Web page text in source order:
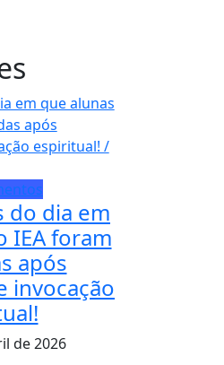
do dia em
IEA foram
após
invocação
de 2026